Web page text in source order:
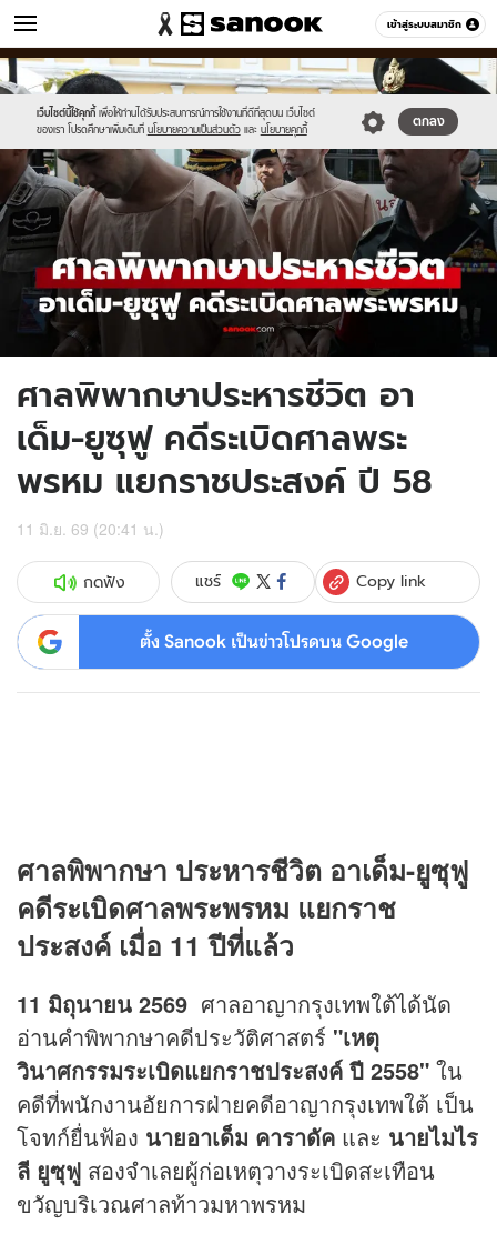
เข้าสู่ระบบสมาชิก
ข่าว หมวดอื่นๆ
เว็บไซต์นี้ใช้คุกกี้ เพื่อให้ท่านได้รับประสบการณ์การใช้งานที่ดีที่สุดบน เว็บไซต์
ของเรา โปรดศึกษาเพิ่มเติมที่ นโยบายความเป็นส่วนตัว และ นโยบายคุกกี้
ตกลง
Sanook
//s.isanook.com/sr/0/images/logo-
new-
sanook.png
600
60
//s.isanook.com/ns/0/ud/1978/9893782/new-
thumbnail1200x720_v2-
20.jpg
ศาลพิพากษาประหารชีวิต อา
เด็ม-ยูซุฟู คดีระเบิดศาลพระ
พรหม แยกราชประสงค์ ปี 58
11 มิ.ย. 69 (20:41 น.)
กดฟัง แชร์ Copy link
ตั้ง Sanook เป็นข่าวโปรดบน Google
ศาลพิพากษา ประหารชีวิต อาเด็ม-ยูซุฟู
คดีระเบิดศาลพระพรหม แยกราช
ประสงค์ เมื่อ 11 ปีที่แล้ว
11 มิถุนายน 2569 ศาลอาญากรุงเทพใต้ได้นัด
อ่านคำพิพากษาคดีประวัติศาสตร์ "เหตุ
วินาศกรรมระเบิดแยกราชประสงค์ ปี 2558" ใน
คดีที่พนักงานอัยการฝ่ายคดีอาญากรุงเทพใต้ เป็น
โจทก์ยื่นฟ้อง นายอาเด็ม คาราดัค และ นายไมไร
ลี ยูซุฟู สองจำเลยผู้ก่อเหตุวางระเบิดสะเทือน
ขวัญบริเวณศาลท้าวมหาพรหม